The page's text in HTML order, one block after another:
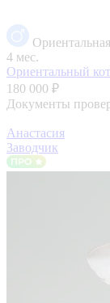
4 мес.
Ориентальный
180 000 ₽
Документы
Анастасия
Заводчик